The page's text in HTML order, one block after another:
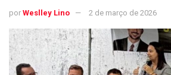
por Weslley Lino 2 de março de 2026